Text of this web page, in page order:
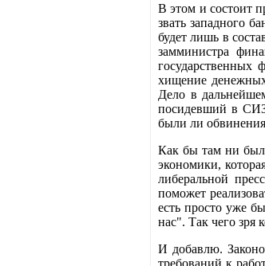
В этом и состоит
звать западного
будет лишь в
замминистра
хищение
Дело в
посидевший в
были ли
Как бы там ни
экономики,
либеральной
поможет
есть просто уже
нас". Так чего зря
И добавлю.
требований к